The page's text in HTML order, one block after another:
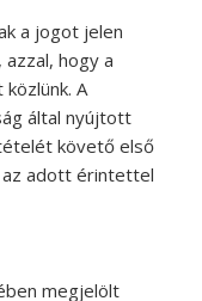
a jogot jelen
hogy a
A
által nyújtott
követő első
az adott érintettel
megjelölt